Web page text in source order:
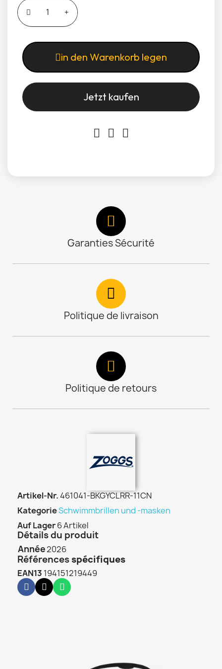
in den Warenkorb legen
Jetzt kaufen
Garanties Sécurité
Politique de livraison
Politique de retours
Artikel-Nr.461041-BKGYCLRR-11CN
KategorieSchwimmbrillen und -masken
Auf Lager6 Artikel
Détails du produit
Année2026
Références spécifiques
EAN13 194151219449